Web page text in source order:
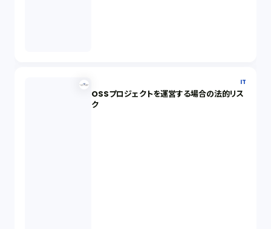
IT
OSSプロジェクトを運営する場合の法的リス
ク